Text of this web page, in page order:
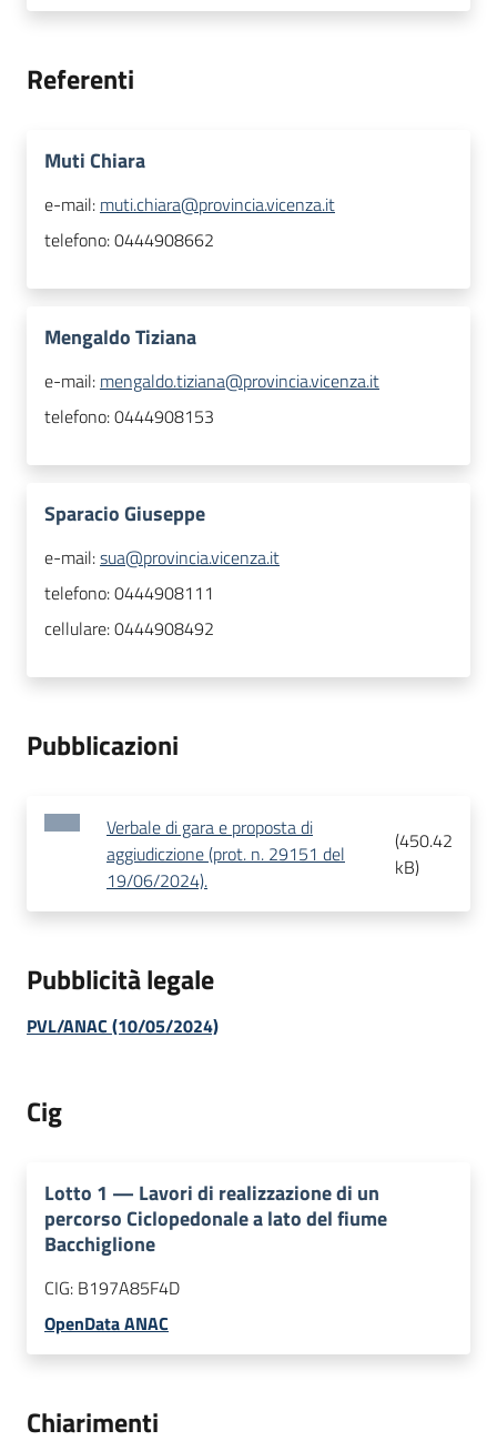
Referenti
Muti Chiara
e-mail: muti.chiara@provincia.vicenza.it
telefono:0444908662
Mengaldo Tiziana
e-mail: mengaldo.tiziana@provincia.vicenza.it
telefono:0444908153
Sparacio Giuseppe
e-mail:sua@provincia.vicenza.it
telefono:0444908111
cellulare:0444908492
Pubblicazioni
Verbale di gara e proposta di
aggiudiczione (prot. n. 29151 del
19/06/2024).
(450.42
kB)
Pubblicità legale
PVL/ANAC (10/05/2024)
Cig
Lotto 1 — Lavori di realizzazione di un
percorso Ciclopedonale a lato del fiume
Bacchiglione
CIG: B197A85F4D
OpenData ANAC
Chiarimenti